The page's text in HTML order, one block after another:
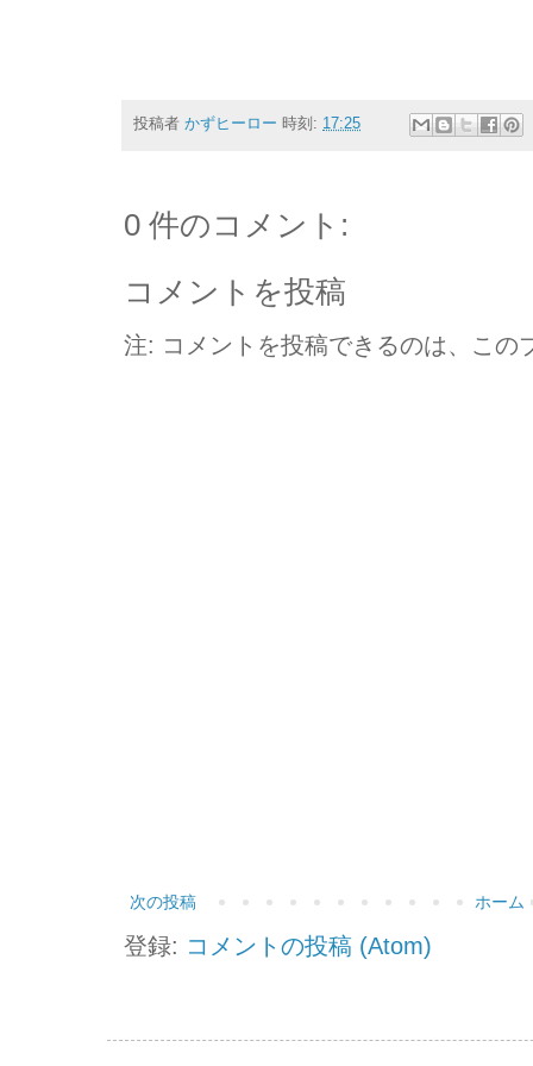
投稿者 かずヒーロー 時刻: 17:25
0 件のコメント:
コメントを投稿
注: コメントを投稿できるのは、この
次の投稿 ホーム
登録: コメントの投稿 (Atom)